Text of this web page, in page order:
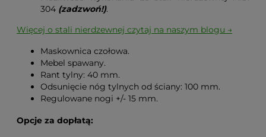
304 (zadzwoń!).
Więcej o stali nierdzewnej czytaj na naszym blogu →
Maskownica czołowa.
Mebel spawany.
Rant tylny: 40 mm.
Odsunięcie nóg tylnych od ściany: 100 mm.
Regulowane nogi +/- 15 mm.
Opcje za dopłatą: